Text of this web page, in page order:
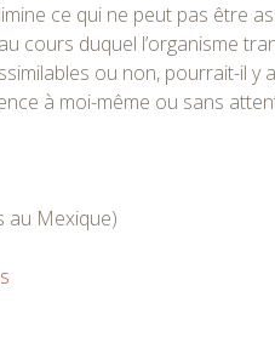
ce qui ne peut pas être
cours duquel l’organisme
ou non, pourrait-il y
à moi-même ou sans
au Mexique)